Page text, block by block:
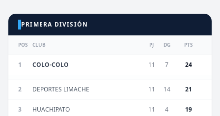
PRIMERA DIVISIÓN
POS CLUB PJ DG PTS
1 COLO-COLO 11 7 24
2 DEPORTES LIMACHE 11 14 21
3 HUACHIPATO 11 4 19